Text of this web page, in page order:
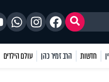
חדשות הרב זמיר כהן עולם הילדים